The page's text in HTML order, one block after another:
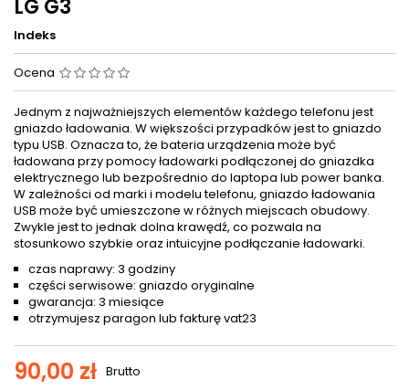
LG G3
Indeks
Ocena
Jednym z najważniejszych elementów każdego telefonu jest
gniazdo ładowania. W większości przypadków jest to gniazdo
typu USB. Oznacza to, że bateria urządzenia może być
ładowana przy pomocy ładowarki podłączonej do gniazdka
elektrycznego lub bezpośrednio do laptopa lub power banka.
W zależności od marki i modelu telefonu, gniazdo ładowania
USB może być umieszczone w różnych miejscach obudowy.
Zwykle jest to jednak dolna krawędź, co pozwala na
stosunkowo szybkie oraz intuicyjne podłączanie ładowarki.
czas naprawy: 3 godziny
części serwisowe: gniazdo oryginalne
gwarancja: 3 miesiące
otrzymujesz paragon lub fakturę vat23
90,00 zł Brutto